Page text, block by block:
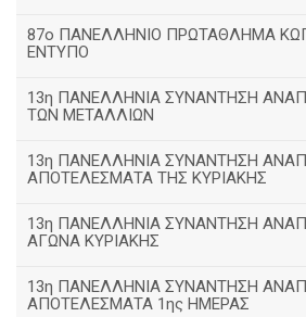
87ο ΠΑΝΕΛΛΗΝΙΟ ΠΡΩΤΑΘΛΗΜΑ
ΕΝΤΥΠΟ
13η ΠΑΝΕΛΛΗΝΙΑ ΣΥΝΑΝΤΗΣΗ
ΤΩΝ ΜΕΤΑΛΛΙΩΝ
13η ΠΑΝΕΛΛΗΝΙΑ ΣΥΝΑΝΤΗΣΗ
ΑΠΟΤΕΛΕΣΜΑΤΑ ΤΗΣ ΚΥΡΙΑΚΗΣ
13η ΠΑΝΕΛΛΗΝΙΑ ΣΥΝΑΝΤΗΣΗ
ΑΓΩΝΑ ΚΥΡΙΑΚΗΣ
13η ΠΑΝΕΛΛΗΝΙΑ ΣΥΝΑΝΤΗΣΗ
ΑΠΟΤΕΛΕΣΜΑΤΑ 1ης ΗΜΕΡΑΣ